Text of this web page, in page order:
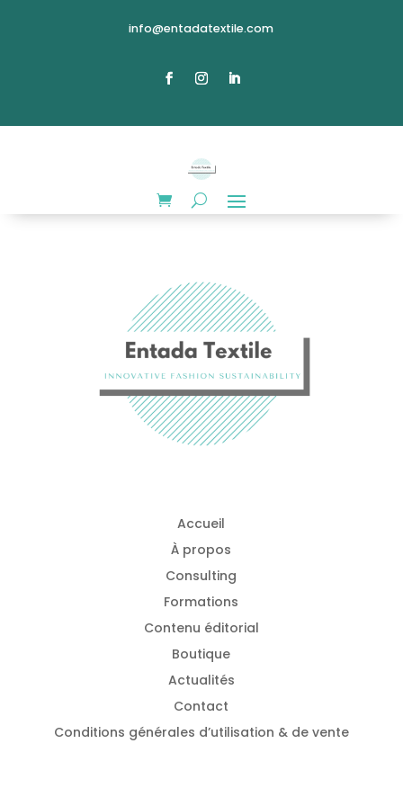
info@entadatextile.com
Accueil
À propos
Consulting
Formations
Contenu éditorial
Boutique
Actualités
Contact
Conditions générales d’utilisation & de vente